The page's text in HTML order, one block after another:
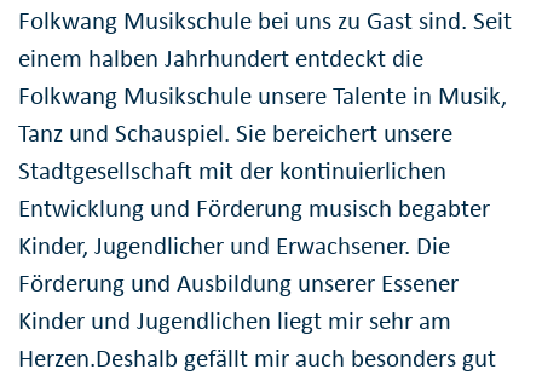
Folkwang Musikschule bei uns zu Gast sind. Seit
einem halben Jahrhundert entdeckt die
Folkwang Musikschule unsere Talente in Musik,
Tanz und Schauspiel. Sie bereichert unsere
Stadtgesellschaft mit der kontinuierlichen
Entwicklung und Förderung musisch begabter
Kinder, Jugendlicher und Erwachsener. Die
Förderung und Ausbildung unserer Essener
Kinder und Jugendlichen liegt mir sehr am
Herzen.Deshalb gefällt mir auch besonders gut